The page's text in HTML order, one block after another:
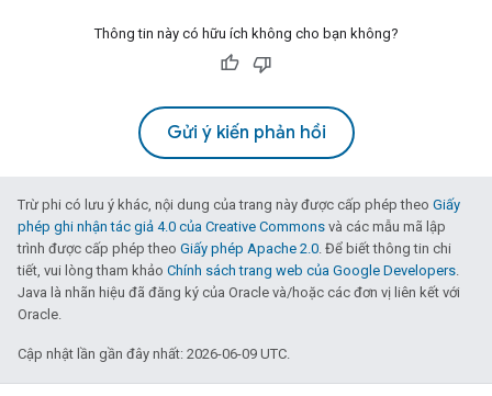
Thông tin này có hữu ích không cho bạn không?
Gửi ý kiến phản hồi
Trừ phi có lưu ý khác, nội dung của trang này được cấp phép theo Giấy
phép ghi nhận tác giả 4.0 của Creative Commons và các mẫu mã lập
trình được cấp phép theo Giấy phép Apache 2.0. Để biết thông tin chi
tiết, vui lòng tham khảo Chính sách trang web của Google Developers.
Java là nhãn hiệu đã đăng ký của Oracle và/hoặc các đơn vị liên kết với
Oracle.
Cập nhật lần gần đây nhất: 2026-06-09 UTC.